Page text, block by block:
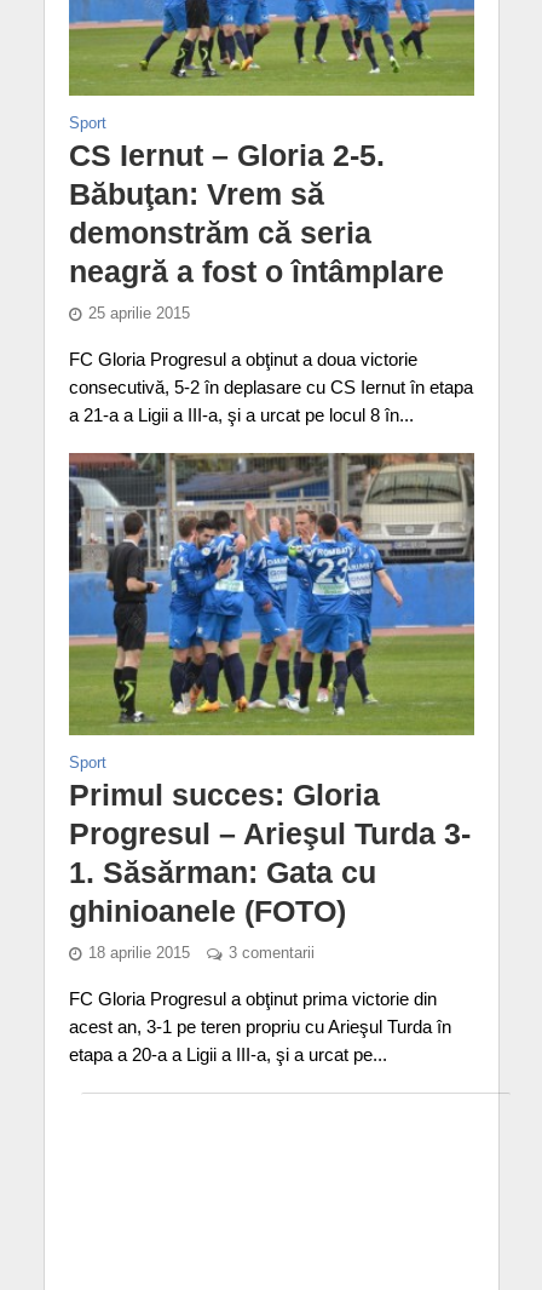
Sport
CS Iernut – Gloria 2-5.
Băbuţan: Vrem să
demonstrăm că seria
neagră a fost o întâmplare
25 aprilie 2015
FC Gloria Progresul a obţinut a doua victorie
consecutivă, 5-2 în deplasare cu CS Iernut în etapa
a 21-a a Ligii a III-a, şi a urcat pe locul 8 în...
Sport
Primul succes: Gloria
Progresul – Arieşul Turda 3-
1. Săsărman: Gata cu
ghinioanele (FOTO)
18 aprilie 2015 3 comentarii
FC Gloria Progresul a obţinut prima victorie din
acest an, 3-1 pe teren propriu cu Arieşul Turda în
etapa a 20-a a Ligii a III-a, şi a urcat pe...